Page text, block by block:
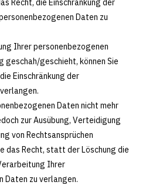
Recht, die Einschränkung der
Daten zu
Ihrer personenbezogenen
geschah/geschieht, können Sie
Einschränkung der
Daten nicht mehr
zur Ausübung, Verteidigung
von Rechtsansprüchen
das Recht, statt der Löschung die
Ihrer
Daten zu verlangen.